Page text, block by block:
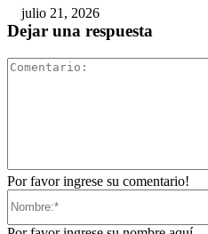
julio 21, 2026
Dejar una respuesta
Por favor ingrese su comentario!